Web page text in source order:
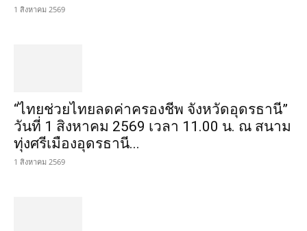
1 สิงหาคม 2569
“ไทยช่วยไทยลดค่าครองชีพ จังหวัดอุดรธานี”
วันที่ 1 สิงหาคม 2569 เวลา 11.00 น. ณ สนาม
ทุ่งศรีเมืองอุดรธานี...
1 สิงหาคม 2569